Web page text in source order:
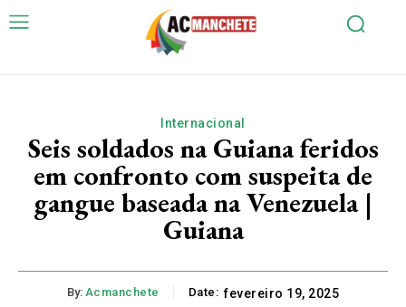
Internacional
Seis soldados na Guiana feridos
em confronto com suspeita de
gangue baseada na Venezuela |
Guiana
By: Acmanchete Date: fevereiro 19, 2025